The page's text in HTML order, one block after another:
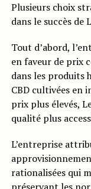
Plusieurs choix
dans le succès de
Tout d’abord,
en faveur de prix
dans les produits
CBD cultivées en
prix plus élevés,
qualité plus
L’entreprise
rationalisées qui